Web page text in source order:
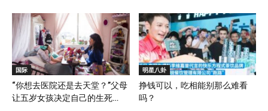
国际
“你想去医院还是去天堂？”父母
让五岁女孩决定自己的生死…
明星八卦
挣钱可以，吃相能别那么难看
吗？